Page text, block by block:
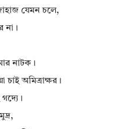
যেমন চলে,
না।
নাটক।
চাই অমিত্রাক্ষর।